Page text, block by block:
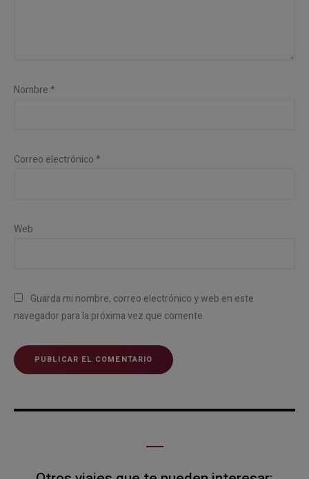
Nombre*
Correo electrónico*
Web
Guarda mi nombre, correo electrónico y web en este
navegador para la próxima vez que comente.